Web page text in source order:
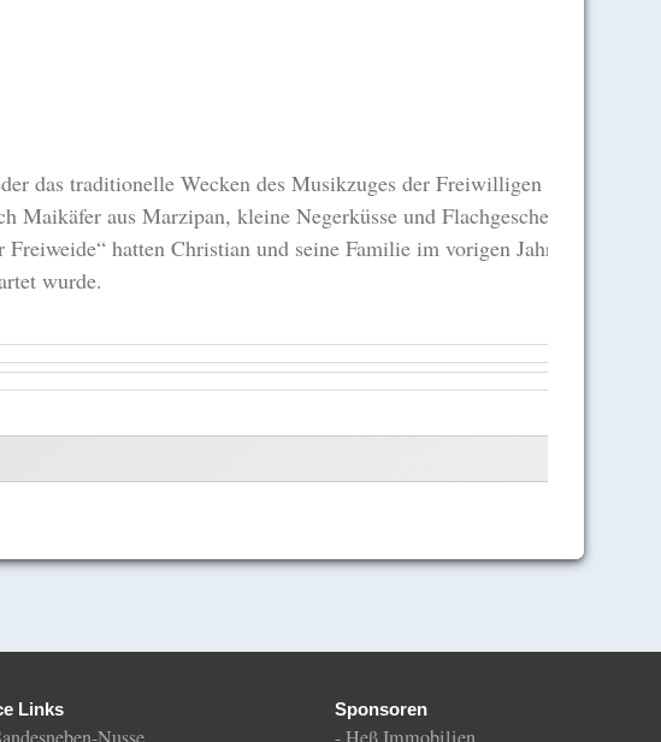
das traditionelle Wecken des Musikzuges der Freiwilligen
aus Marzipan, kleine Negerküsse und Flachgeschenke
hatten Christian und seine Familie im vorigen Jahr das
wurde.
Links
Nusse
Sponsoren
-Heß Immobilien